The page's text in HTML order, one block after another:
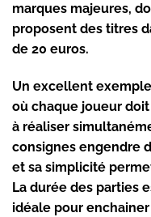
marques majeures,
proposent des titres
de 20 euros.
Un excellent
où chaque joueur
à réaliser
consignes engendre
et sa simplicité
La durée des parties
idéale pour